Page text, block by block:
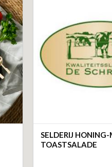
SELDERIJ
TOASTSALADE